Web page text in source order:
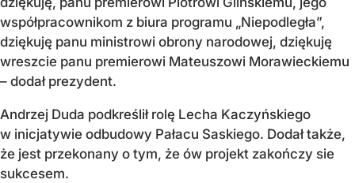
współpracownikom z biura programu „Niepodległa”,
dziękuję panu ministrowi obrony narodowej, dziękuję
wreszcie panu premierowi Mateuszowi Morawieckiemu
– dodał prezydent.
Andrzej Duda podkreślił rolę Lecha Kaczyńskiego
w inicjatywie odbudowy Pałacu Saskiego. Dodał także,
że jest przekonany o tym, że ów projekt zakończy sie
sukcesem.